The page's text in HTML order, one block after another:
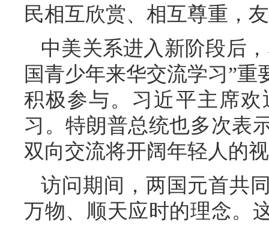
民相互欣赏、相互尊重，
中美关系进入新阶段后
国青少年来华交流学习”
积极参与。习近平主席
习。特朗普总统也多次表
双向交流将开阔年轻人的
访问期间，两国元首共
万物、顺天应时的理念。